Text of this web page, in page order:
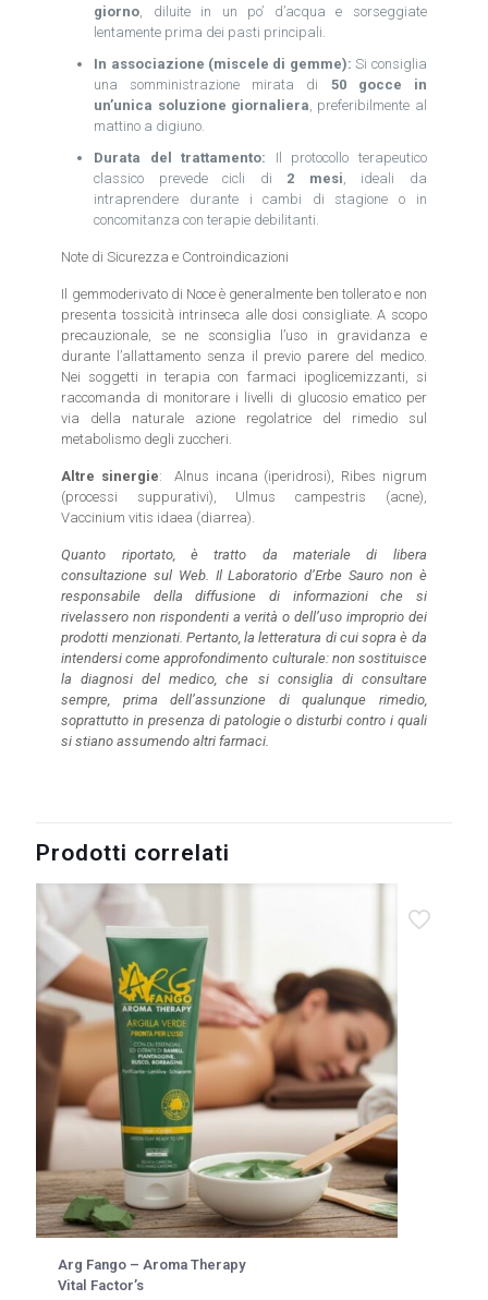
giorno , diluite in un po’ d’acqua e sorseggiate
lentamente prima dei pasti principali.
In associazione (miscele di gemme): Si consiglia
una somministrazione mirata di 50 gocce in
un’unica soluzione giornaliera , preferibilmente al
mattino a digiuno.
Durata del trattamento: Il protocollo terapeutico
classico prevede cicli di 2 mesi , ideali da
intraprendere durante i cambi di stagione o in
concomitanza con terapie debilitanti.
Note di Sicurezza e Controindicazioni
Il gemmoderivato di Noce è generalmente ben tollerato e non
presenta tossicità intrinseca alle dosi consigliate. A scopo
precauzionale, se ne sconsiglia l’uso in gravidanza e
durante l’allattamento senza il previo parere del medico.
Nei soggetti in terapia con farmaci ipoglicemizzanti, si
raccomanda di monitorare i livelli di glucosio ematico per
via della naturale azione regolatrice del rimedio sul
metabolismo degli zuccheri.
Altre sinergie: Alnus incana (iperidrosi), Ribes nigrum
(processi suppurativi), Ulmus campestris (acne),
Vaccinium vitis idaea (diarrea).
Quanto riportato, è tratto da materiale di libera
consultazione sul Web. Il Laboratorio d’Erbe Sauro non è
responsabile della diffusione di informazioni che si
rivelassero non rispondenti a verità o dell’uso improprio dei
prodotti menzionati. Pertanto, la letteratura di cui sopra è da
intendersi come approfondimento culturale: non sostituisce
la diagnosi del medico, che si consiglia di consultare
sempre, prima dell’assunzione di qualunque rimedio,
soprattutto in presenza di patologie o disturbi contro i quali
si stiano assumendo altri farmaci.
Prodotti correlati
Arg Fango – Aroma Therapy
Vital Factor’s